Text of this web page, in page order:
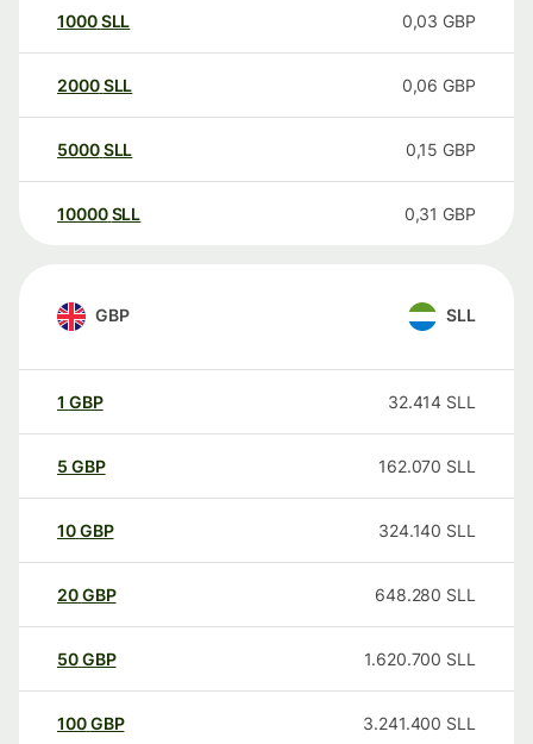
1000SLL 0,03 GBP
2000SLL 0,06 GBP
5000SLL 0,15 GBP
10000 SLL 0,31 GBP
GBP SLL
1 GBP 32.414 SLL
5 GBP 162.070 SLL
10GBP 324.140 SLL
20GBP 648.280 SLL
50GBP 1.620.700 SLL
100GBP 3.241.400 SLL